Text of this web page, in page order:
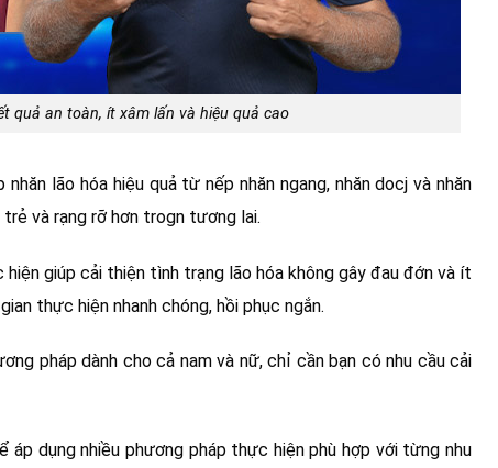
quả an toàn, ít xâm lấn và hiệu quả cao
nhăn lão hóa hiệu quả từ nếp nhăn ngang, nhăn docj và nhăn
và rạng rỡ hơn trogn tương lai.
giúp cải thiện tình trạng lão hóa không gây đau đớn và ít
thực hiện nhanh chóng, hồi phục ngắn.
pháp dành cho cả nam và nữ, chỉ cần bạn có nhu cầu cải
áp dụng nhiều phương pháp thực hiện phù hợp với từng nhu